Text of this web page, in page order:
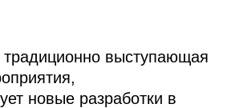
выступающая
новые разработки в